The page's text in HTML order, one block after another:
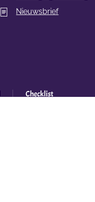
Nieuwsbrief
Checklist